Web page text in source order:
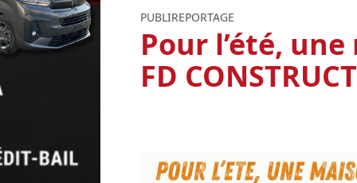
PUBLIREPORTAGE
Pour l’été,
FD